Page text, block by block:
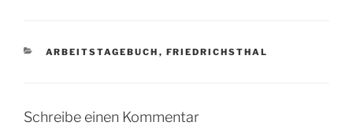
KATEGORIEN
ARBEITSTAGEBUCH , FRIEDRICHSTHAL
Schreibe einen Kommentar